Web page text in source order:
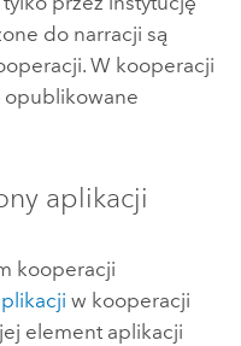
do narracji są
W kooperacji
opublikowane
aplikacji
kooperacji
w kooperacji
element aplikacji